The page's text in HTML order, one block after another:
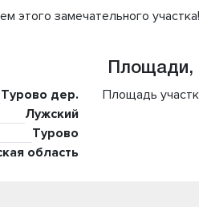
этого замечательного
Турово дер.
Лужский
Турово
область
Площади,
Площадь